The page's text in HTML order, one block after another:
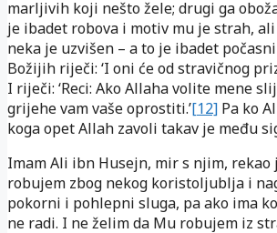
marljivih koji nešto žele; drugi ga
je ibadet robova i motiv mu je strah,
neka je uzvišen – a to je ibadet
Božijih riječi: ‘I oni će od stravičnog
I riječi: ‘Reci: Ako Allaha volite mene
grijehe vam vaše oprostiti.’[12] Pa ko
koga opet Allah zavoli takav je među
Imam Ali ibn Husejn, mir s njim, rekao
robujem zbog nekog koristoljublja i
pokorni i pohlepni sluga, pa ako ima
ne radi. I ne želim da Mu robujem iz